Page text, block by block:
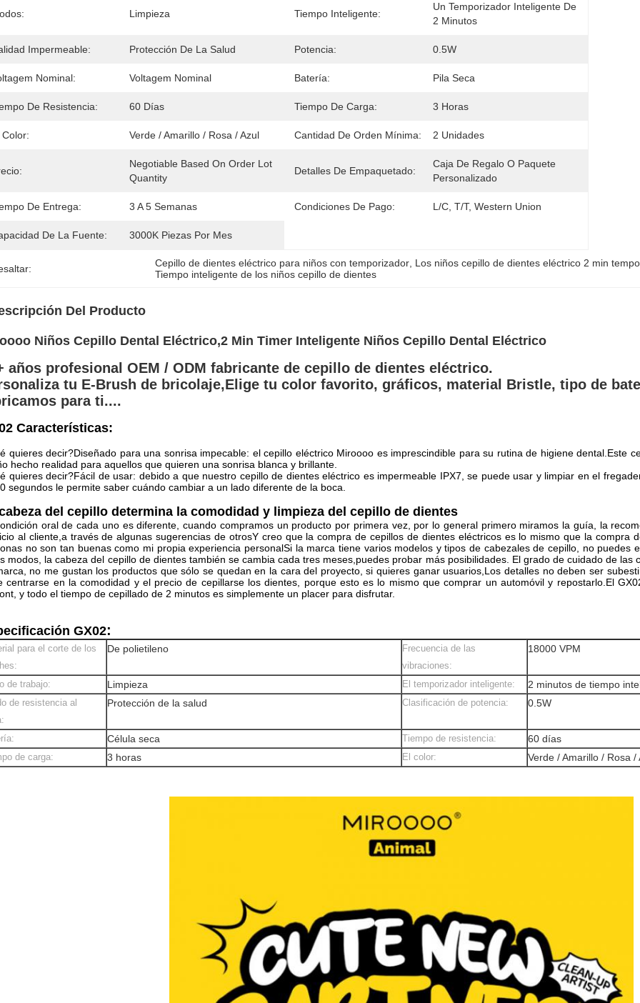
Limpieza Tiempo Inteligente:
Un Temporizador Inteligente De
2 Minutos
Impermeable: Protección De La Salud Potencia: 0.5W
Nominal: Voltagem Nominal Batería: Pila Seca
De Resistencia: 60 Días Tiempo De Carga: 3 Horas
Color: Verde / Amarillo / Rosa / Azul Cantidad De Orden Mínima: 2 Unidades
Negotiable Based On Order Lot
Quantity
Detalles De Empaquetado:
Caja De Regalo O Paquete
Personalizado
De Entrega: 3 A 5 Semanas Condiciones De Pago: L/C, T/T, Western Union
De La Fuente: 3000K Piezas Por Mes
Cepillo de dientes eléctrico para niños con temporizador, Los niños cepillo de dientes eléctrico 2 min
Tiempo inteligente de los niños cepillo de dientes
Del Producto
Niños Cepillo Dental Eléctrico,2 Min Timer Inteligente Niños Cepillo Dental Eléctrico
años profesional OEM / ODM fabricante de cepillo de dientes eléctrico.
tu E-Brush de bricolaje,Elige tu color favorito, gráficos, material Bristle, tipo de
para ti....
Características:
quieres decir?Diseñado para una sonrisa impecable: el cepillo eléctrico Miroooo es imprescindible para su rutina de higiene dental.Este
hecho realidad para aquellos que quieren una sonrisa blanca y brillante.
quieres decir?Fácil de usar: debido a que nuestro cepillo de dientes eléctrico es impermeable IPX7, se puede usar y limpiar en el
segundos le permite saber cuándo cambiar a un lado diferente de la boca.
del cepillo determina la comodidad y limpieza del cepillo de dientes
oral de cada uno es diferente, cuando compramos un producto por primera vez, por lo general primero miramos la guía, la
al cliente,a través de algunas sugerencias de otrosY creo que la compra de cepillos de dientes eléctricos es lo mismo que la compra
no son tan buenas como mi propia experiencia personalSi la marca tiene varios modelos y tipos de cabezales de cepillo, no puedes
modos, la cabeza del cepillo de dientes también se cambia cada tres meses,puedes probar más posibilidades. El grado de cuidado de
no me gustan los productos que sólo se quedan en la cara del proyecto, si quieres ganar usuarios,Los detalles no deben ser
centrarse en la comodidad y el precio de cepillarse los dientes, porque esto es lo mismo que comprar un automóvil y repostarlo.El
y todo el tiempo de cepillado de 2 minutos es simplemente un placer para disfrutar.
GX02:
para el corte de los
De polietileno
Frecuencia de las
vibraciones:
18000 VPM
de trabajo: Limpieza El temporizador inteligente: 2 minutos de tiempo
de resistencia al
Protección de la salud Clasificación de potencia: 0.5W
Célula seca Tiempo de resistencia: 60 días
de carga: 3 horas El color: Verde / Amarillo / Rosa /